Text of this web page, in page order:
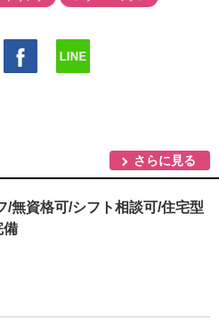
さらに見る
/無資格可/シフト相談可/住宅型
備